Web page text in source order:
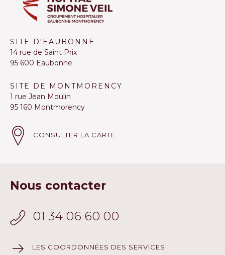
SITE D'EAUBONNE
14 rue de Saint Prix
95 600 Eaubonne
SITE DE MONTMORENCY
1 rue Jean Moulin
95 160 Montmorency
CONSULTER LA CARTE
Nous contacter
01 34 06 60 00
LES COORDONNÉES DES SERVICES